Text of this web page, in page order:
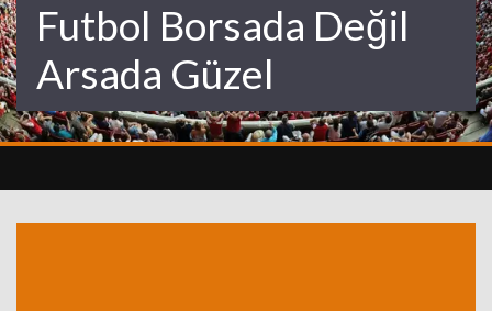
Futbol Borsada Değil
Arsada Güzel